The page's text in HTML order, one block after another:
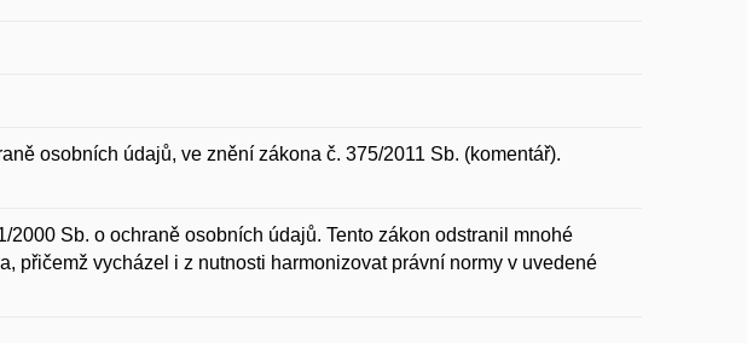
osobních údajů, ve znění zákona č. 375/2011 Sb. (komentář).
Sb. o ochraně osobních údajů. Tento zákon odstranil mnohé
přičemž vycházel i z nutnosti harmonizovat právní normy v uvedené